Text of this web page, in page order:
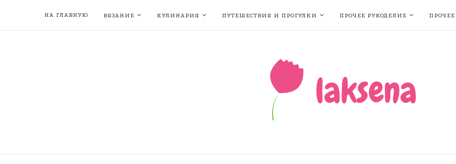
НА ГЛАВНУЮ ВЯЗАНИЕ КУЛИНАРИЯ ПУТЕШЕСТВИЯ И ПРОГУЛКИ ПРОЧЕЕ РУКОДЕЛИЕ ПРОЧЕЕ